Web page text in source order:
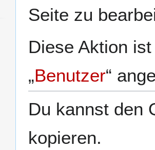
Seite zu
Diese Aktion
„Benutzer“
Du kannst den
kopieren.